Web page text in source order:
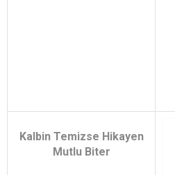
Kalbin Temizse Hikayen
Mutlu Biter